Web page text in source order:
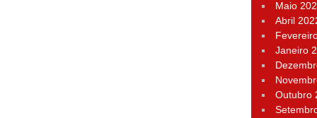
Maio
Abril
Janeiro
Outubro